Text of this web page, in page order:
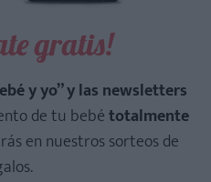
gratis!
y yo” y las newsletters
de tu bebétotalmente
en nuestros sorteos de